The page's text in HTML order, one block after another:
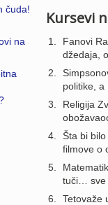
čuda!
na
Kursevi
Fanovi
džedaja,
politike, a
Religija
Šta bi
filmove o
tuči… sve
Tetovaže